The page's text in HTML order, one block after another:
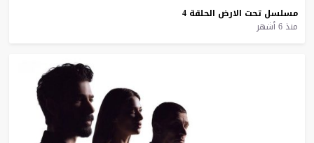
مسلسل تحت الارض الحلقة 4
منذ 6 أشهر